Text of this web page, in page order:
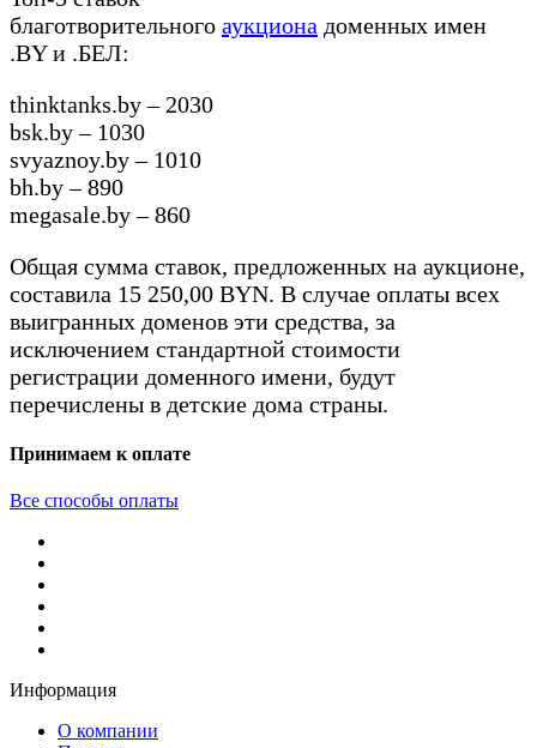
благотворительного аукциона доменных имен
.BY и .БЕЛ:
thinktanks.by – 2030
bsk.by – 1030
svyaznoy.by – 1010
bh.by – 890
megasale.by – 860
Общая сумма ставок, предложенных на аукционе,
составила 15 250,00 BYN. В случае оплаты всех
выигранных доменов эти средства, за
исключением стандартной стоимости
регистрации доменного имени, будут
перечислены в детские дома страны.
Принимаем к оплате
Все способы оплаты
Информация
О компании